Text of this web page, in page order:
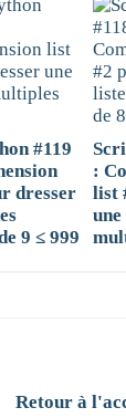
#119
dresser
9 ≤ 999
:
list
une
Retour à